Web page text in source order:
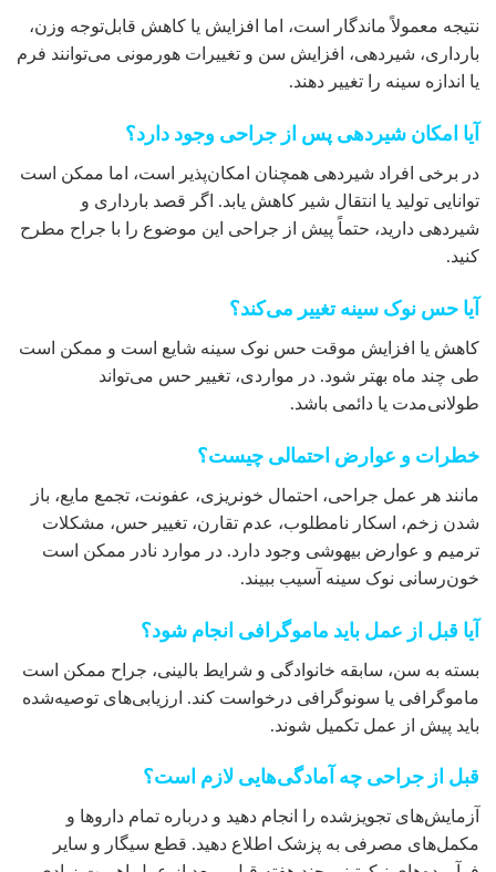
نتیجه معمولاً ماندگار است، اما افزایش یا کاهش قابل‌توجه وزن،
بارداری، شیردهی، افزایش سن و تغییرات هورمونی می‌توانند فرم
یا اندازه سینه را تغییر دهند.
آیا امکان شیردهی پس از جراحی وجود دارد؟
در برخی افراد شیردهی همچنان امکان‌پذیر است، اما ممکن است
توانایی تولید یا انتقال شیر کاهش یابد. اگر قصد بارداری و
شیردهی دارید، حتماً پیش از جراحی این موضوع را با جراح مطرح
کنید.
آیا حس نوک سینه تغییر می‌کند؟
کاهش یا افزایش موقت حس نوک سینه شایع است و ممکن است
طی چند ماه بهتر شود. در مواردی، تغییر حس می‌تواند
طولانی‌مدت یا دائمی باشد.
خطرات و عوارض احتمالی چیست؟
مانند هر عمل جراحی، احتمال خونریزی، عفونت، تجمع مایع، باز
شدن زخم، اسکار نامطلوب، عدم تقارن، تغییر حس، مشکلات
ترمیم و عوارض بیهوشی وجود دارد. در موارد نادر ممکن است
خون‌رسانی نوک سینه آسیب ببیند.
آیا قبل از عمل باید ماموگرافی انجام شود؟
بسته به سن، سابقه خانوادگی و شرایط بالینی، جراح ممکن است
ماموگرافی یا سونوگرافی درخواست کند. ارزیابی‌های توصیه‌شده
باید پیش از عمل تکمیل شوند.
قبل از جراحی چه آمادگی‌هایی لازم است؟
آزمایش‌های تجویزشده را انجام دهید و درباره تمام داروها و
مکمل‌های مصرفی به پزشک اطلاع دهید. قطع سیگار و سایر